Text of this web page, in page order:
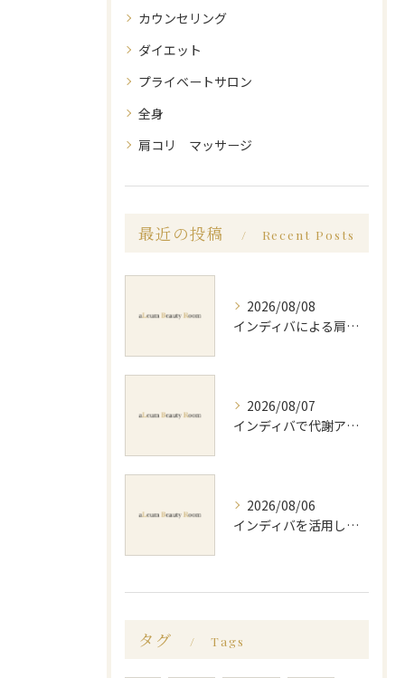
カウンセリング
ダイエット
プライベートサロン
全身
肩コリ マッサージ
最近の投稿 Recent Posts
2026/08/08
インディバによる肩コリ施術の効果と回数の目安を徹底解説
2026/08/07
インディバで代謝アップ体験効果とビフォーアフター徹底解説
2026/08/06
インディバを活用した足痩せ方法とセルライトやむくみ改善のポイント
タグ Tags